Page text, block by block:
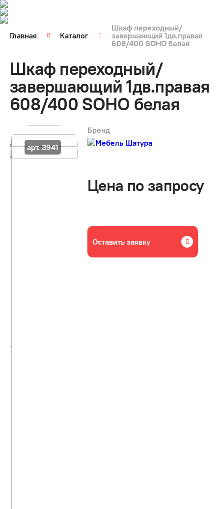
Главная Каталог
Шкаф переходный/
завершающий 1дв.правая
608/400 SOHO белая
Шкаф переходный/
завершающий 1дв.правая
608/400 SOHO белая
арт. 3941
Бренд
Цена по запросу
Оставить заявку